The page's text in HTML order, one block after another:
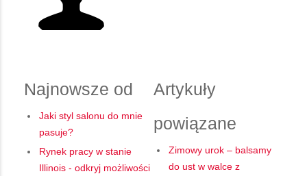
Najnowsze od
Jaki styl salonu do mnie
pasuje?
Rynek pracy w stanie
Illinois - odkryj możliwości
Artykuły
powiązane
Zimowy urok – balsamy
do ust w walce z